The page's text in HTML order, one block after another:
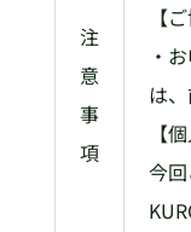
注
意
事
項
【
・
は
【
今